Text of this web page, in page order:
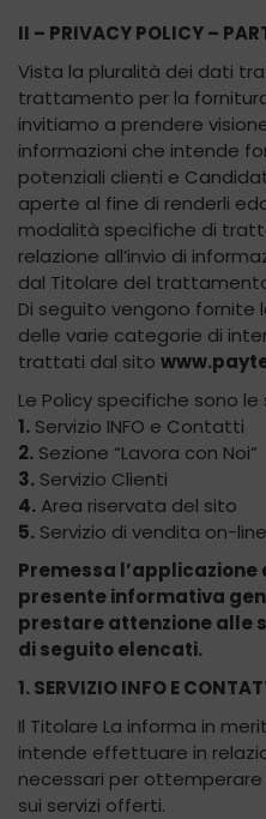
II – PRIVACY POLICY –
Vista la pluralità dei dati
trattamento per la
invitiamo a prendere
informazioni che intende
potenziali clienti e
aperte al fine di renderli
modalità specifiche di
relazione all’invio di
dal Titolare del
Di seguito vengono fornite
delle varie categorie di
trattati dal sito
Le Policy specifiche sono
1. Servizio INFO e Contatti
2. Sezione “Lavora con Noi”
3. Servizio Clienti
4. Area riservata del sito
5. Servizio di vendita on-
Premessa
presente informativa
prestare attenzione
di seguito elencati.
1. SERVIZIO INFO E
Il Titolare La informa in
intende effettuare in
necessari per
sui servizi offerti.